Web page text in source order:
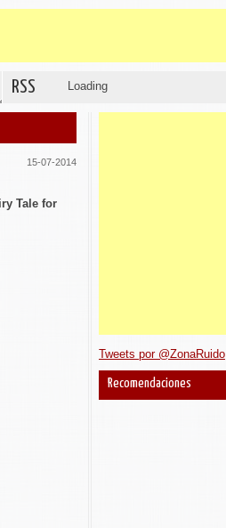
RSS Loading
15-07-2014
Tale for
Tweets por @ZonaRuido
Recomendaciones